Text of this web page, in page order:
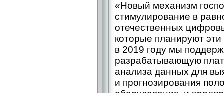
«Новый механизм
стимулирование в
отечественных
которые планируют
в 2019 году мы
разрабатывающую
анализа данных для
и прогнозирования